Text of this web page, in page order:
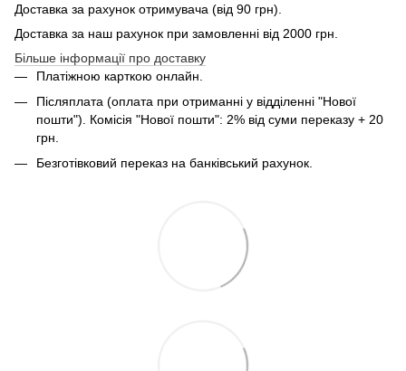
Доставка за рахунок отримувача (від 90 грн).
Доставка за наш рахунок при замовленні від 2000 грн.
Більше інформації про доставку
Платіжною карткою онлайн.
Післяплата (оплата при отриманні у відділенні "Нової
пошти"). Комісія "Нової пошти": 2% від суми переказу + 20
грн.
Безготівковий переказ на банківський рахунок.